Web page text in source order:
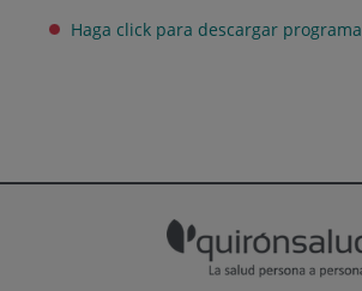
Haga click para descargar programa